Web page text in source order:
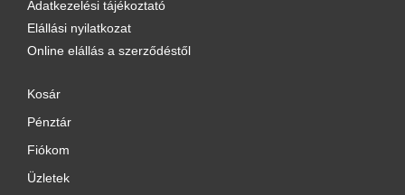
Adatkezelési tájékoztató
Elállási nyilatkozat
Online elállás a szerződéstől
Kosár
Pénztár
Fiókom
Üzletek